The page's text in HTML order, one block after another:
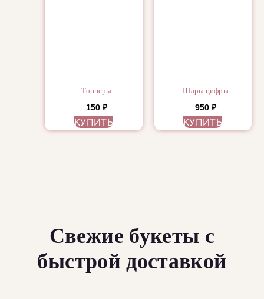
Топперы
150 ₽
КУПИТЬ
Шары цифры
950₽
КУПИТЬ
Свежие букеты с
быстрой доставкой